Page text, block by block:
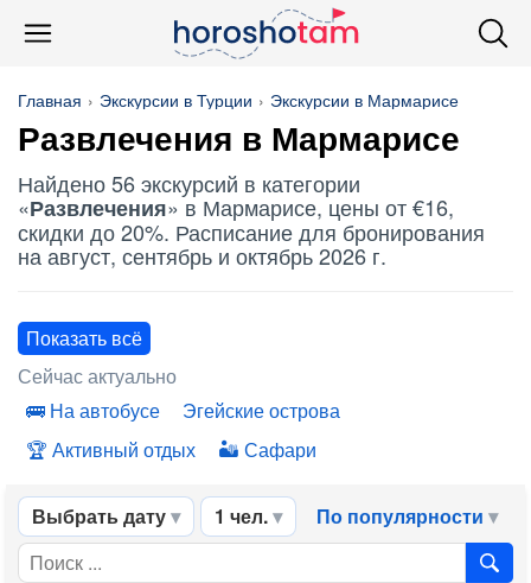
Главная Экскурсии в Турции Экскурсии в Мармарисе
Развлечения в Мармарисе
Найдено 56 экскурсий в категории
«Развлечения» в Мармарисе, цены от €16,
скидки до 20%. Расписание для бронирования
на август, сентябрь и октябрь 2026 г.
Показать всё
Сейчас актуально
На автобусе
Эгейские острова
Активный отдых
Сафари
Выбрать дату 1 чел. По популярности